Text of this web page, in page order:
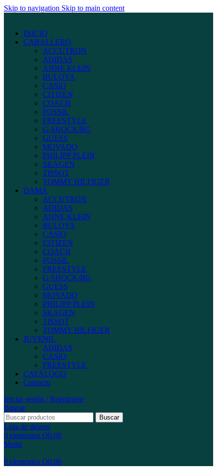
Skip to navigation Skip to main content
INICIO
CABALLERO
ACCUTRON
ADIDAS
ANNE KLEIN
BULOVA
CASIO
CITIZEN
COACH
FOSSIL
FREESTYLE
G-SHOCK/BG
GUESS
MOVADO
PHILIPP PLEIN
SKAGEN
TISSOT
TOMMY HILFIGER
DAMA
ACCUTRON
ADIDAS
ANNE KLEIN
BULOVA
CASIO
CITIZEN
COACH
FOSSIL
FREESTYLE
G-SHOCK/BG
GUESS
MOVADO
PHILIPP PLEIN
SKAGEN
TISSOT
TOMMY HILFIGER
JUVENIL
ADIDAS
CASIO
FREESTYLE
CATÁLOGO
Contacto
Iniciar sesión / Registrarse
Buscar
Buscar
Lista de deseos
0 elementos Q0.00
Menú
0 elementos Q0.00